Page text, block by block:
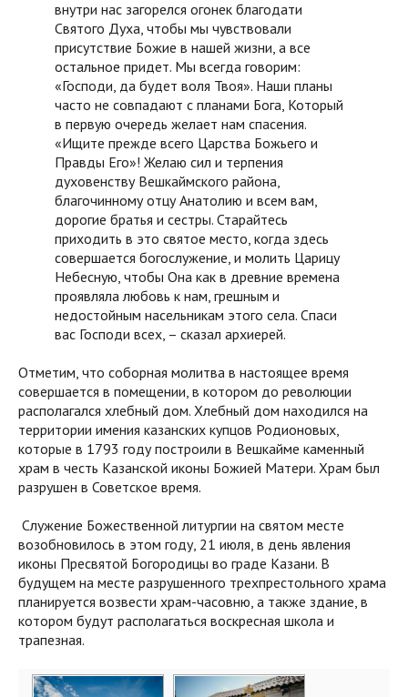
внутри нас загорелся огонек благодати
Святого Духа, чтобы мы чувствовали
присутствие Божие в нашей жизни, а все
остальное придет. Мы всегда говорим:
«Господи, да будет воля Твоя». Наши планы
часто не совпадают с планами Бога, Который
в первую очередь желает нам спасения.
«Ищите прежде всего Царства Божьего и
Правды Его»! Желаю сил и терпения
духовенству Вешкаймского района,
благочинному отцу Анатолию и всем вам,
дорогие братья и сестры. Старайтесь
приходить в это святое место, когда здесь
совершается богослужение, и молить Царицу
Небесную, чтобы Она как в древние времена
проявляла любовь к нам, грешным и
недостойным насельникам этого села. Спаси
вас Господи всех, – сказал архиерей.
Отметим, что соборная молитва в настоящее время
совершается в помещении, в котором до революции
располагался хлебный дом. Хлебный дом находился на
территории имения казанских купцов Родионовых,
которые в 1793 году построили в Вешкайме каменный
храм в честь Казанской иконы Божией Матери. Храм был
разрушен в Советское время.
Служение Божественной литургии на святом месте
возобновилось в этом году, 21 июля, в день явления
иконы Пресвятой Богородицы во граде Казани. В
будущем на месте разрушенного трехпрестольного храма
планируется возвести храм-часовню, а также здание, в
котором будут располагаться воскресная школа и
трапезная.